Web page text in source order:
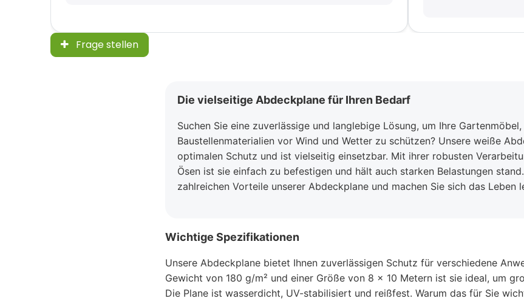
Frage stellen
Die vielseitige Abdeckplane für Ihren Bedarf
Suchen Sie eine zuverlässige und langlebige Lösung, um Ihre
Baustellenmaterialien vor Wind und Wetter zu schützen? Unsere weiße
optimalen Schutz und ist vielseitig einsetzbar. Mit ihrer robusten
Ösen ist sie einfach zu befestigen und hält auch starken Belastungen
zahlreichen Vorteile unserer Abdeckplane und machen Sie sich das Leben
Wichtige Spezifikationen
Unsere Abdeckplane bietet Ihnen zuverlässigen Schutz für verschiedene
Gewicht von 180 g/m² und einer Größe von 8 x 10 Metern ist sie ideal, um
Die Plane ist wasserdicht, UV-stabilisiert und reißfest. Warum das für Sie